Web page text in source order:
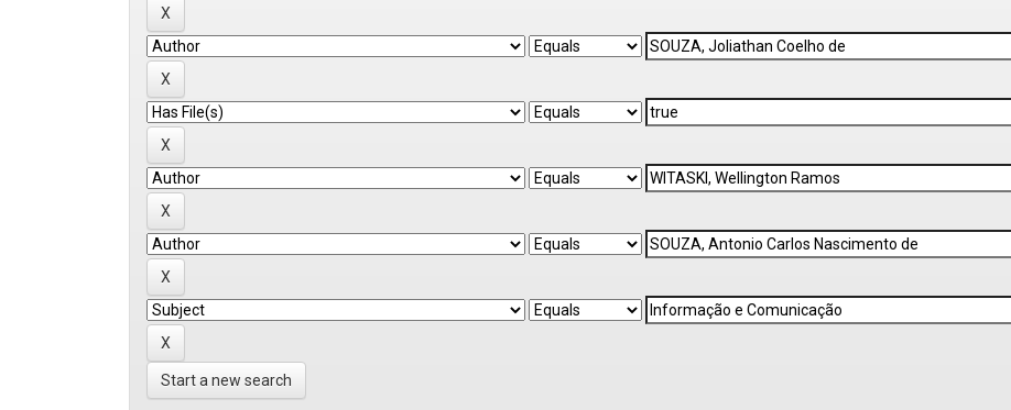
Start a new search